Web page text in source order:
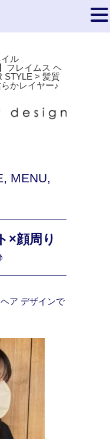
ル
フレイムス ヘ
STYLE > 髪質
かレイヤー♪
, MENU,
×顔周り
ア デザインで